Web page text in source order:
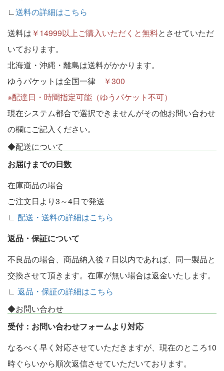
∟送料の詳細はこちら
送料は ￥14999以上ご購入いただくと無料とさせていただ
いております。
北海道・沖縄・離島は送料がかかります。
ゆうパケットは全国一律
￥300
※配達日・時間指定可能（ゆうパケット不可）
現在システム都合で選択できませんがその他お問い合わせ
の欄にご記入ください。
◆配送について
お届けまでの日数
在庫商品の場合
ご注文日より3～4日で発送
∟ 配送・送料の詳細はこちら
返品・保証について
不良品の場合、商品納入後７日以内であれば、同一製品と
交換させて頂きます。在庫が無い場合は返金いたします。
∟ 返品・保証の詳細はこちら
◆お問い合わせ
受付：お問い合わせフォームより対応
なるべく早く対応させていただきますが、現在のところ10
時ぐらいから順次返信させていただいております。